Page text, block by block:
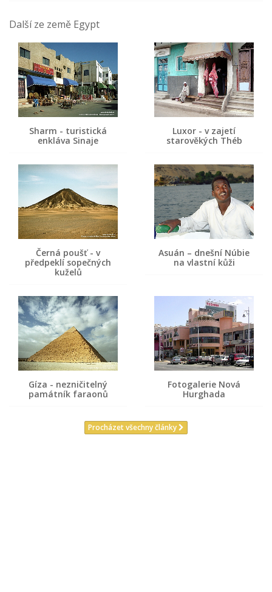
Další ze země Egypt
Sharm - turistická
enkláva Sinaje
Luxor - v zajetí
starověkých Théb
Černá poušť - v
předpeklí sopečných
kuželů
Asuán – dnešní Núbie
na vlastní kůži
Gíza - nezničitelný
památník faraonů
Fotogalerie Nová
Hurghada
Procházet všechny články